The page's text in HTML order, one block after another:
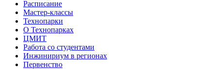
Расписание
Мастер-классы
Технопарки
О Технопарках
ЦМИТ
Работа со студентами
Инжинириум в регионах
Первенство